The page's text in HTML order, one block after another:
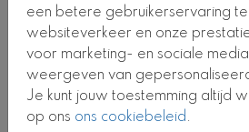
een betere gebruikerservaring
websiteverkeer en onze
voor marketing- en sociale
weergeven van
Je kunt jouw toestemming altijd
op ons ons cookiebeleid.